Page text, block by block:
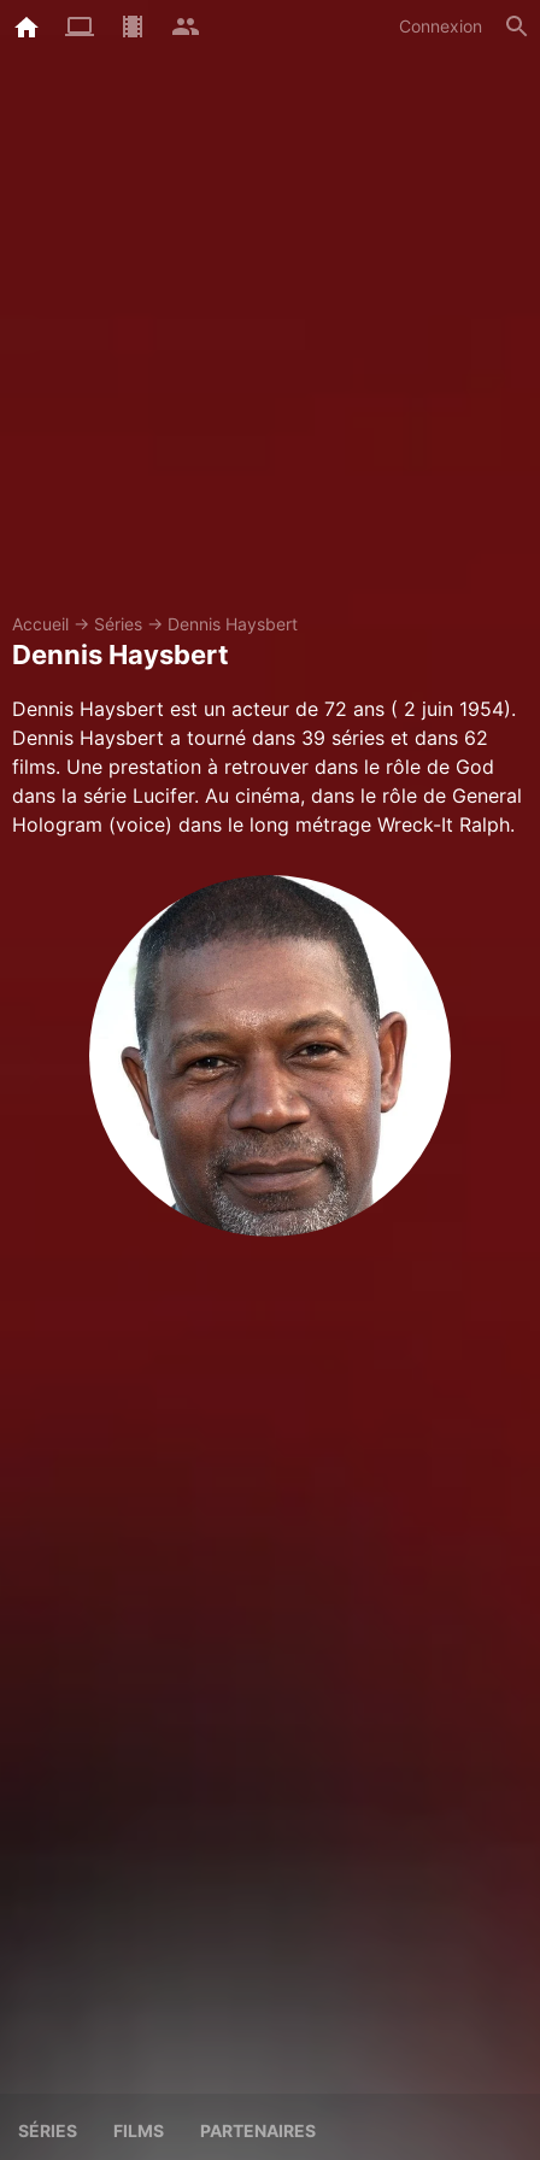
Connexion
Accueil → Séries → Dennis Haysbert
Dennis Haysbert
Dennis Haysbert est un acteur de 72 ans ( 2 juin 1954).
Dennis Haysbert a tourné dans 39 séries et dans 62
films. Une prestation à retrouver dans le rôle de God
dans la série Lucifer. Au cinéma, dans le rôle de General
Hologram (voice) dans le long métrage Wreck-It Ralph.
SÉRIES FILMS PARTENAIRES